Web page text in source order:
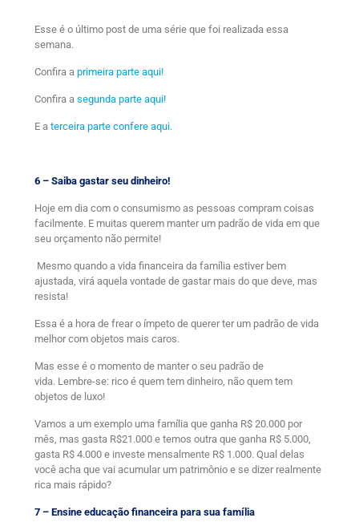
Esse é o último post de uma série que foi realizada essa
semana.
Confira a primeira parte aqui!
Confira a segunda parte aqui!
E a terceira parte confere aqui.
6 – Saiba gastar seu dinheiro!
Hoje em dia com o consumismo as pessoas compram coisas
facilmente. E muitas querem manter um padrão de vida em que
seu orçamento não permite!
Mesmo quando a vida financeira da família estiver bem
ajustada, virá aquela vontade de gastar mais do que deve, mas
resista!
Essa é a hora de frear o ímpeto de querer ter um padrão de vida
melhor com objetos mais caros.
Mas esse é o momento de manter o seu padrão de
vida. Lembre-se: rico é quem tem dinheiro, não quem tem
objetos de luxo!
Vamos a um exemplo uma família que ganha R$ 20.000 por
mês, mas gasta R$21.000 e temos outra que ganha R$ 5.000,
gasta R$ 4.000 e investe mensalmente R$ 1.000. Qual delas
você acha que vai acumular um patrimônio e se dizer realmente
rica mais rápido?
7 – Ensine educação financeira para sua família